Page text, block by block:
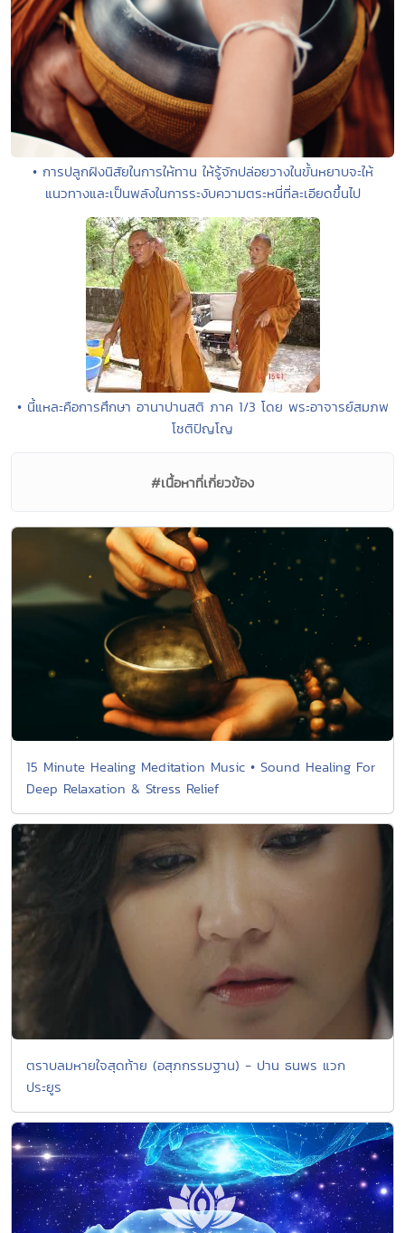
• การปลูกฝังนิสัยในการให้ทาน ให้รู้จักปล่อยวางในขั้นหยาบจะให้
แนวทางและเป็นพลังในการระงับความตระหนี่ที่ละเอียดขึ้นไป
• นี้แหละคือการศึกษา อานาปานสติ ภาค 1/3 โดย พระอาจารย์สมภพ
โชติปัญโญ
#เนื้อหาที่เกี่ยวข้อง
15 Minute Healing Meditation Music • Sound Healing For
Deep Relaxation & Stress Relief
ตราบลมหายใจสุดท้าย (อสุภกรรมฐาน) - ปาน ธนพร แวก
ประยูร